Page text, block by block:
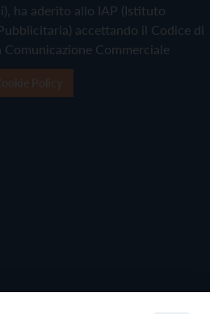
ha aderito allo IAP (Istituto
accettando il Codice di
Commerciale